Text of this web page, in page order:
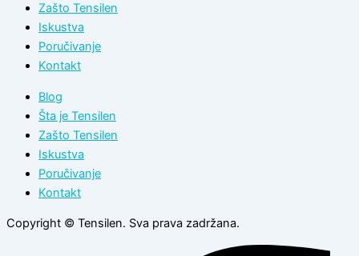
Zašto Tensilen
Iskustva
Poručivanje
Kontakt
Blog
Šta je Tensilen
Zašto Tensilen
Iskustva
Poručivanje
Kontakt
Copyright © Tensilen. Sva prava zadržana.